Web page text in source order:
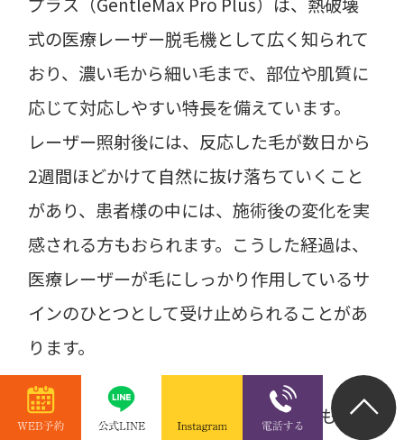
式の医療レーザー脱毛機として広く知られて
おり、濃い毛から細い毛まで、部位や肌質に
応じて対応しやすい特長を備えています。
レーザー照射後には、反応した毛が数日から
2週間ほどかけて自然に抜け落ちていくこと
があり、患者様の中には、施術後の変化を実
感される方もおられます。こうした経過は、
医療レーザーが毛にしっかり作用しているサ
インのひとつとして受け止められることがあ
ります。
丹波市から当院へ通院される方の中にも、こ